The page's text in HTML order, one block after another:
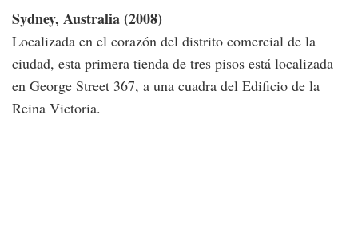
Sydney, Australia (2008)
Localizada en el corazón del distrito comercial de la
ciudad, esta primera tienda de tres pisos está localizada
en George Street 367, a una cuadra del Edificio de la
Reina Victoria.